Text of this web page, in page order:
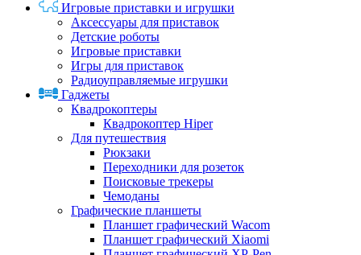
Игровые приставки и игрушки
Аксессуары для приставок
Детские роботы
Игровые приставки
Игры для приставок
Радиоуправляемые игрушки
Гаджеты
Квадрокоптеры
Квадрокоптер Hiper
Для путешествия
Рюкзаки
Переходники для розеток
Поисковые трекеры
Чемоданы
Графические планшеты
Планшет графический Wacom
Планшет графический Xiaomi